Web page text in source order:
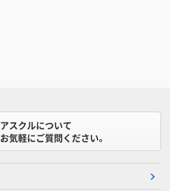
アスクルについて
お気軽にご質問ください。